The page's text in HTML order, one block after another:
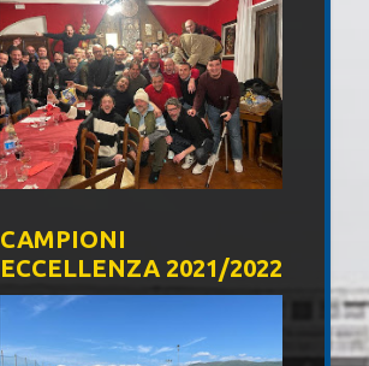
CAMPIONI
ECCELLENZA 2021/2022